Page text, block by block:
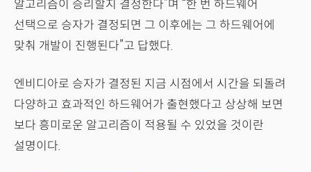
알고리즘이 승리할지 결정한다”며 “한 번 하드웨어
선택으로 승자가 결정되면 그 이후에는 그 하드웨어에
맞춰 개발이 진행된다”고 답했다.
엔비디아로 승자가 결정된 지금 시점에서 시간을 되돌려
다양하고 효과적인 하드웨어가 출현했다고 상상해 보면
보다 흥미로운 알고리즘이 적용될 수 있었을 것이란
설명이다.